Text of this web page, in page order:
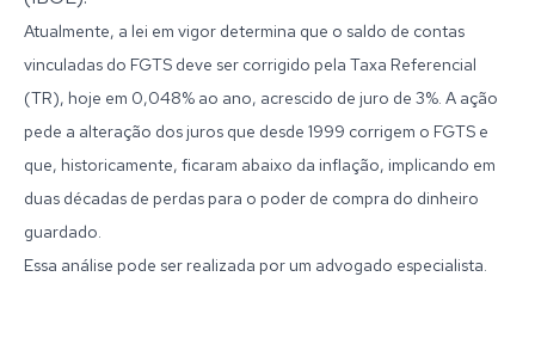
Atualmente, a lei em vigor determina que o saldo de contas
vinculadas do FGTS deve ser corrigido pela Taxa Referencial
(TR), hoje em 0,048% ao ano, acrescido de juro de 3%. A ação
pede a alteração dos juros que desde 1999 corrigem o FGTS e
que, historicamente, ficaram abaixo da inflação, implicando em
duas décadas de perdas para o poder de compra do dinheiro
guardado.
Essa análise pode ser realizada por um advogado especialista.